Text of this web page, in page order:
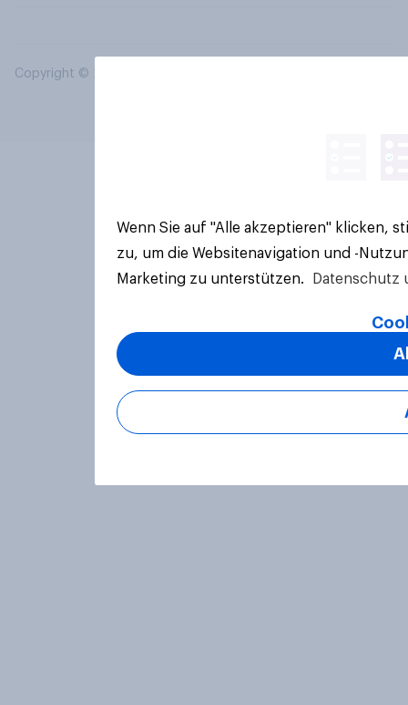
Copyright © 2026 YouGov PLC. Alle Rechte vorbehalten.
Wenn Sie auf "Alle akzeptieren" klicken,
zu, um die Websitenavigation und -
Marketing zu unterstützen.
Datenschutz